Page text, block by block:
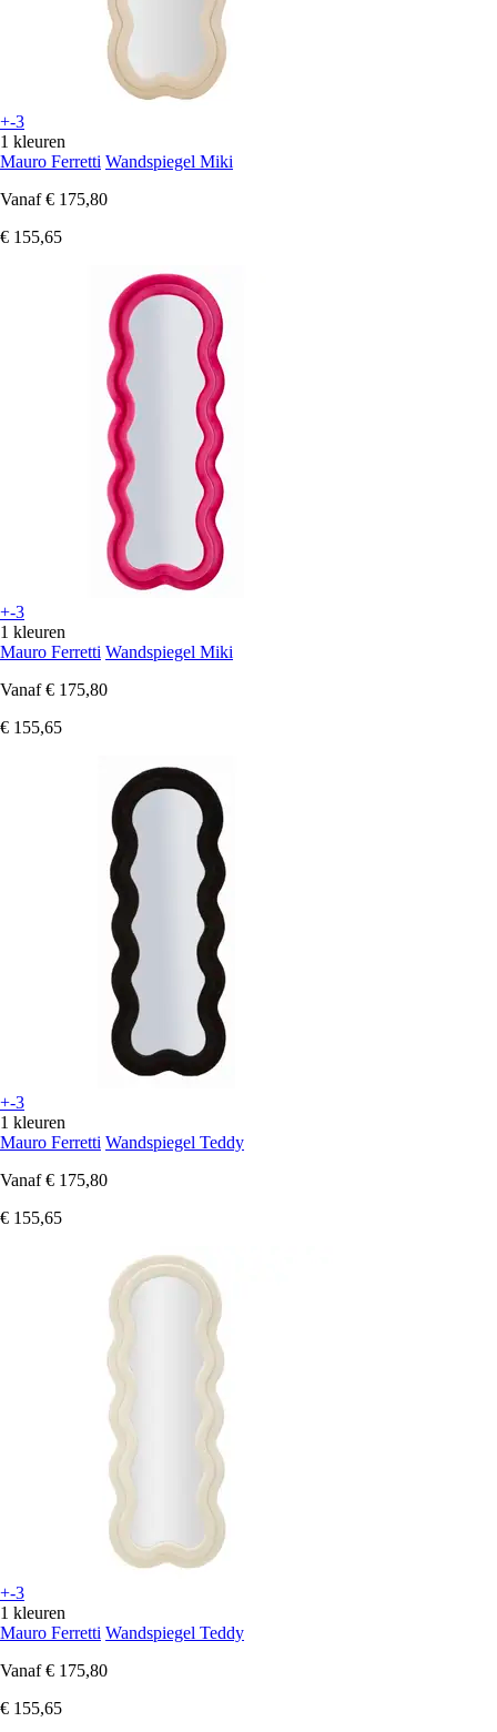
+-3
1 kleuren
Mauro Ferretti Wandspiegel Miki
Vanaf € 175,80
€ 155,65
+-3
1 kleuren
Mauro Ferretti Wandspiegel Miki
Vanaf € 175,80
€ 155,65
+-3
1 kleuren
Mauro Ferretti Wandspiegel Teddy
Vanaf € 175,80
€ 155,65
+-3
1 kleuren
Mauro Ferretti Wandspiegel Teddy
Vanaf € 175,80
€ 155,65